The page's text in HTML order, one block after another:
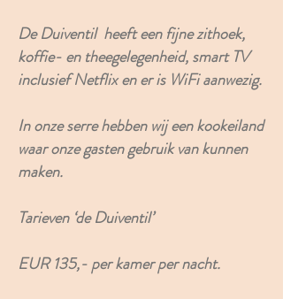
De Duiventil heeft een fijne zithoek,
koffie- en theegelegenheid, smart TV
inclusief Netflix en er is WiFi aanwezig.
In onze serre hebben wij een kookeiland
waar onze gasten gebruik van kunnen
maken.
Tarieven ‘de Duiventil’
EUR 135,- per kamer per nacht.